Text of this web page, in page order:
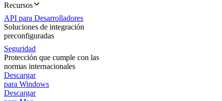
Recursos
API para Desarrolladores
Soluciones de integración
preconfiguradas
Seguridad
Protección que cumple con las
normas internacionales
Descargar
para Windows
Descargar